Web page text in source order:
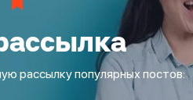
рассылку популярных постов: